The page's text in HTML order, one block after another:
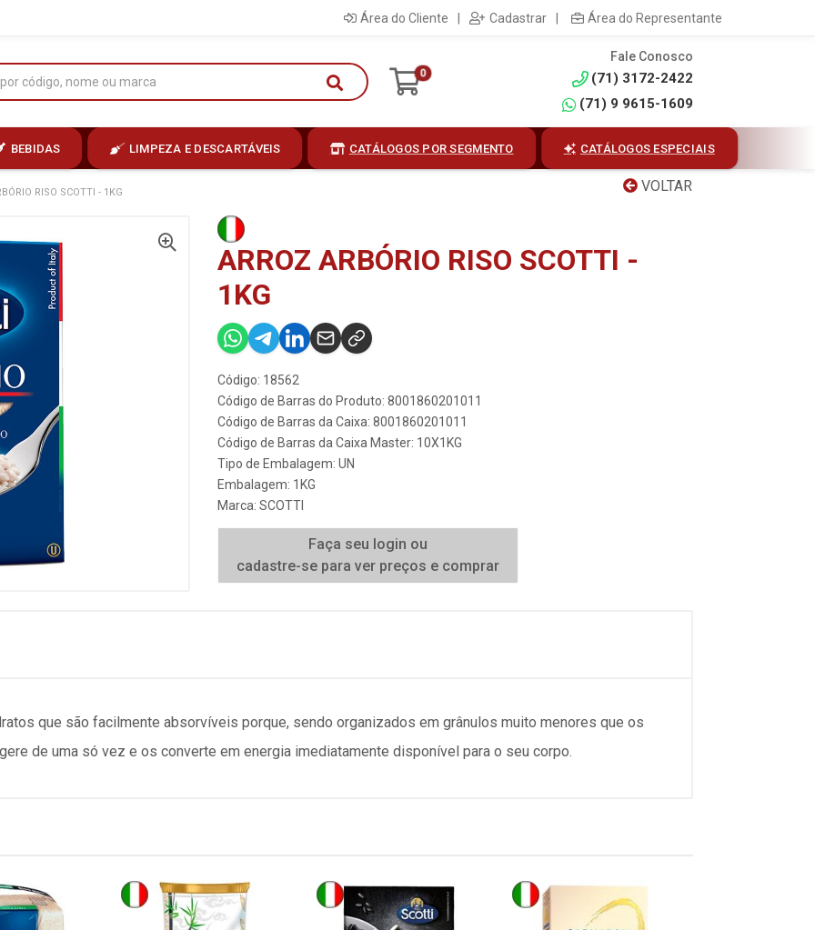
Área do Cliente | Cadastrar | Área do Representante
0
Fale Conosco
(71) 3172-2422
(71) 9 9615-1609
BEBIDAS LIMPEZA E DESCARTÁVEIS CATÁLOGOS POR SEGMENTO CATÁLOGOS ESPECIAIS
VOLTAR
RISO SCOTTI - 1KG
ARROZ ARBÓRIO RISO SCOTTI -
1KG
Código: 18562
Código de Barras do Produto: 8001860201011
Código de Barras da Caixa: 8001860201011
Código de Barras da Caixa Master: 10X1KG
Tipo de Embalagem: UN
Embalagem: 1KG
Marca: SCOTTI
Faça seu login ou
cadastre-se para ver preços e comprar
que são facilmente absorvíveis porque, sendo organizados em grânulos muito menores que os
de uma só vez e os converte em energia imediatamente disponível para o seu corpo.